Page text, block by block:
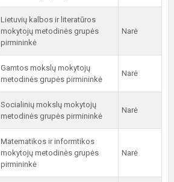
Lietuvių kalbos ir literatūros
mokytojų metodinės grupės
pirmininkė
Narė
Gamtos mokslų mokytojų
metodinės grupės pirmininkė
Narė
Socialinių mokslų mokytojų
metodinės grupės pirmininkė
Narė
Matematikos ir informtikos
mokytojų metodinės grupės
pirmininkė
Narė